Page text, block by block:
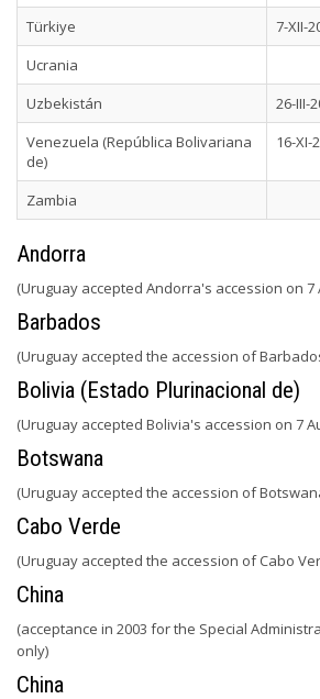
Türkiye
7-XII-
Ucrania
Uzbekistán
26-III-
Venezuela (República Bolivariana
de)
16-XI-
Zambia
Andorra
(Uruguay accepted Andorra's accession on 7
Barbados
(Uruguay accepted the accession of
Bolivia (Estado Plurinacional de)
(Uruguay accepted Bolivia's accession on 7
Botswana
(Uruguay accepted the accession of
Cabo Verde
(Uruguay accepted the accession of Cabo
China
(acceptance in 2003 for the Special
only)
China